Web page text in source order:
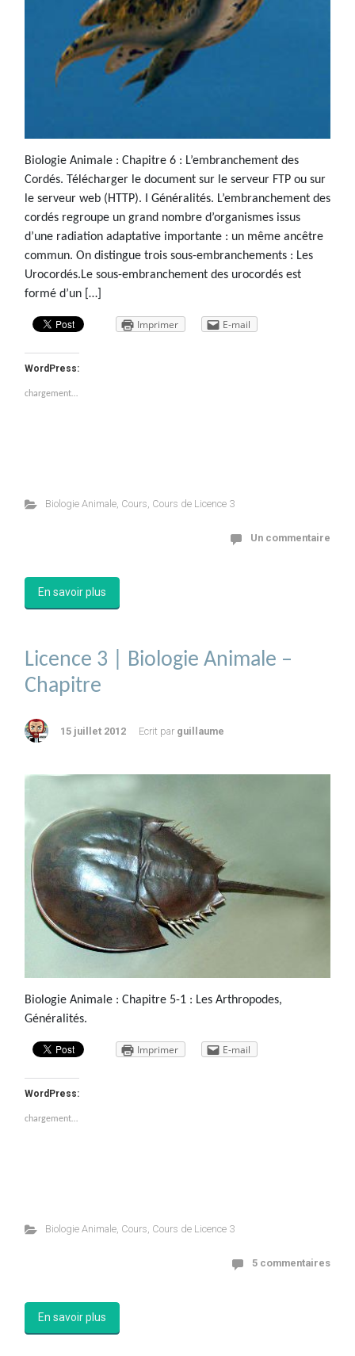
Biologie Animale : Chapitre 6 : L’embranchement des
Cordés. Télécharger le document sur le serveur FTP ou sur
le serveur web (HTTP). I Généralités. L’embranchement des
cordés regroupe un grand nombre d’organismes issus
d’une radiation adaptative importante : un même ancêtre
commun. On distingue trois sous-embranchements : Les
Urocordés.Le sous-embranchement des urocordés est
formé d’un […]
Imprimer E-mail
WordPress:
chargement…
Biologie Animale, Cours, Cours de Licence 3
Un commentaire
En savoir plus
Licence 3 | Biologie Animale –
Chapitre
15 juillet 2012 Ecrit par guillaume
Biologie Animale : Chapitre 5-1 : Les Arthropodes,
Généralités.
Imprimer E-mail
WordPress:
chargement…
Biologie Animale, Cours, Cours de Licence 3
5 commentaires
En savoir plus